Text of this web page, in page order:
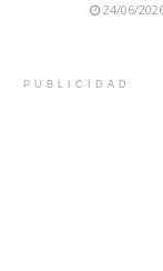
24/06/
PUBLICIDAD